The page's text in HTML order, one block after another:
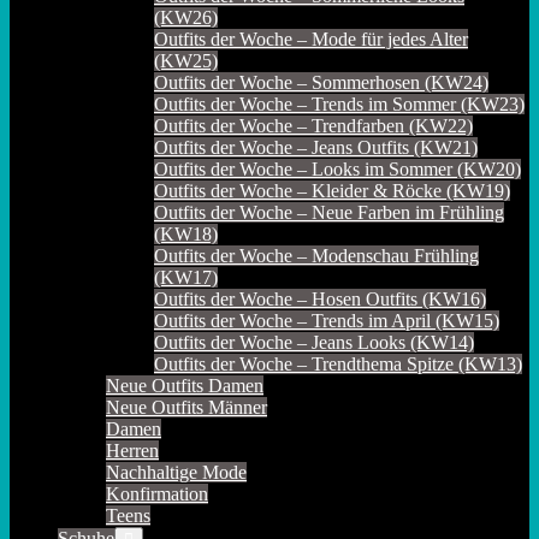
(KW26)
Outfits der Woche – Mode für jedes Alter
(KW25)
Outfits der Woche – Sommerhosen (KW24)
Outfits der Woche – Trends im Sommer (KW23)
Outfits der Woche – Trendfarben (KW22)
Outfits der Woche – Jeans Outfits (KW21)
Outfits der Woche – Looks im Sommer (KW20)
Outfits der Woche – Kleider & Röcke (KW19)
Outfits der Woche – Neue Farben im Frühling
(KW18)
Outfits der Woche – Modenschau Frühling
(KW17)
Outfits der Woche – Hosen Outfits (KW16)
Outfits der Woche – Trends im April (KW15)
Outfits der Woche – Jeans Looks (KW14)
Outfits der Woche – Trendthema Spitze (KW13)
Neue Outfits Damen
Neue Outfits Männer
Damen
Herren
Nachhaltige Mode
Konfirmation
Teens